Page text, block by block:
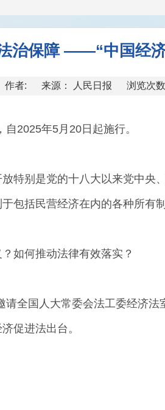
治保障 ——“中国经
作者: 来源： 人民日报 浏览次
2025年5月20日起施行。
别是党的十八大以来党中央
包括民营经济在内的各种所有
如何推动法律有效落实？
国人大常委会法工委经济法
促进法出台。